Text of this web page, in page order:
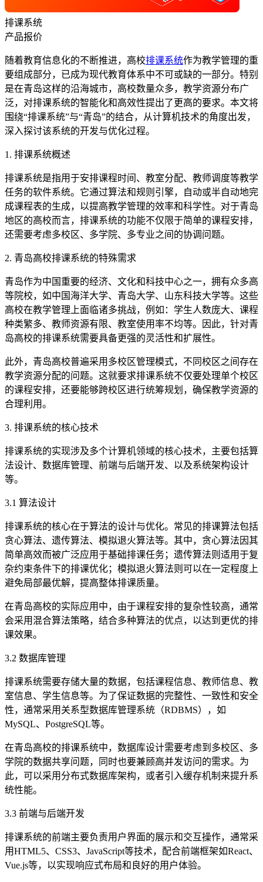
排课系统
产品报价
随着教育信息化的不断推进，高校排课系统作为教学管理的重
要组成部分，已成为现代教育体系中不可或缺的一部分。特别
是在青岛这样的沿海城市，高校数量众多，教学资源分布广
泛，对排课系统的智能化和高效性提出了更高的要求。本文将
围绕“排课系统”与“青岛”的结合，从计算机技术的角度出发，
深入探讨该系统的开发与优化过程。
1. 排课系统概述
排课系统是指用于安排课程时间、教室分配、教师调度等教学
任务的软件系统。它通过算法和规则引擎，自动或半自动地完
成课程表的生成，以提高教学管理的效率和科学性。对于青岛
地区的高校而言，排课系统的功能不仅限于简单的课程安排，
还需要考虑多校区、多学院、多专业之间的协调问题。
2. 青岛高校排课系统的特殊需求
青岛作为中国重要的经济、文化和科技中心之一，拥有众多高
等院校，如中国海洋大学、青岛大学、山东科技大学等。这些
高校在教学管理上面临诸多挑战，例如：学生人数庞大、课程
种类繁多、教师资源有限、教室使用率不均等。因此，针对青
岛高校的排课系统需要具备更强的灵活性和扩展性。
此外，青岛高校普遍采用多校区管理模式，不同校区之间存在
教学资源分配的问题。这就要求排课系统不仅要处理单个校区
的课程安排，还要能够跨校区进行统筹规划，确保教学资源的
合理利用。
3. 排课系统的核心技术
排课系统的实现涉及多个计算机领域的核心技术，主要包括算
法设计、数据库管理、前端与后端开发、以及系统架构设计
等。
3.1 算法设计
排课系统的核心在于算法的设计与优化。常见的排课算法包括
贪心算法、遗传算法、模拟退火算法等。其中，贪心算法因其
简单高效而被广泛应用于基础排课任务；遗传算法则适用于复
杂约束条件下的排课优化；模拟退火算法则可以在一定程度上
避免局部最优解，提高整体排课质量。
在青岛高校的实际应用中，由于课程安排的复杂性较高，通常
会采用混合算法策略，结合多种算法的优点，以达到更优的排
课效果。
3.2 数据库管理
排课系统需要存储大量的数据，包括课程信息、教师信息、教
室信息、学生信息等。为了保证数据的完整性、一致性和安全
性，通常采用关系型数据库管理系统（RDBMS），如
MySQL、PostgreSQL等。
在青岛高校的排课系统中，数据库设计需要考虑到多校区、多
学院的数据共享问题，同时也要兼顾高并发访问的需求。为
此，可以采用分布式数据库架构，或者引入缓存机制来提升系
统性能。
3.3 前端与后端开发
排课系统的前端主要负责用户界面的展示和交互操作，通常采
用HTML5、CSS3、JavaScript等技术，配合前端框架如React、
Vue.js等，以实现响应式布局和良好的用户体验。